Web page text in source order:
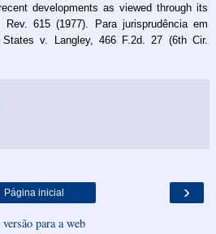
developments as viewed through its
615 (1977). Para jurisprudência em
v. Langley, 466 F.2d. 27 (6th Cir.
›
Página inicial
para a web